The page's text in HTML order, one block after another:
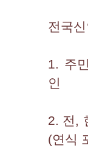
전국
1. 주
인
2. 전,
(연식